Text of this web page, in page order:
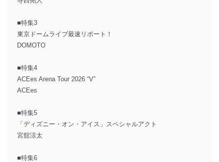
■特集3
東京ドームライブ最速リポート！
DOMOTO
■特集4
ACEes Arena Tour 2026 “V”
ACEes
■特集5
「ディズニー・オン・アイス」スペシャルアクト
宮舘涼太
■特集6